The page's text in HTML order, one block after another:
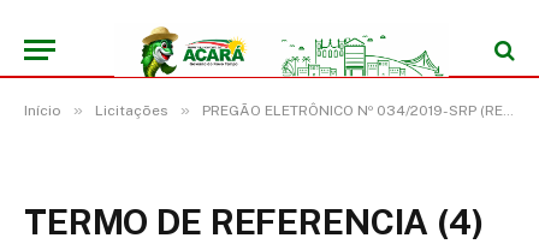
Início » Licitações » PREGÃO ELETRÔNICO Nº 034/2019-SRP (REGISTRO DE PREÇO PARA EVENTUAL AQUISIÇÃO DE CAÇAMBA, POTÊNCIA MÍNIMA DE 230 CV, TRAÇÃO 6X4, CAPACIDADE MÍNIMA DE 8M³)
TERMO DE REFERENCIA (4)